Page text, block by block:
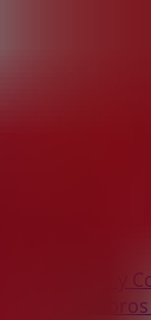
Ropa, Zapatos y